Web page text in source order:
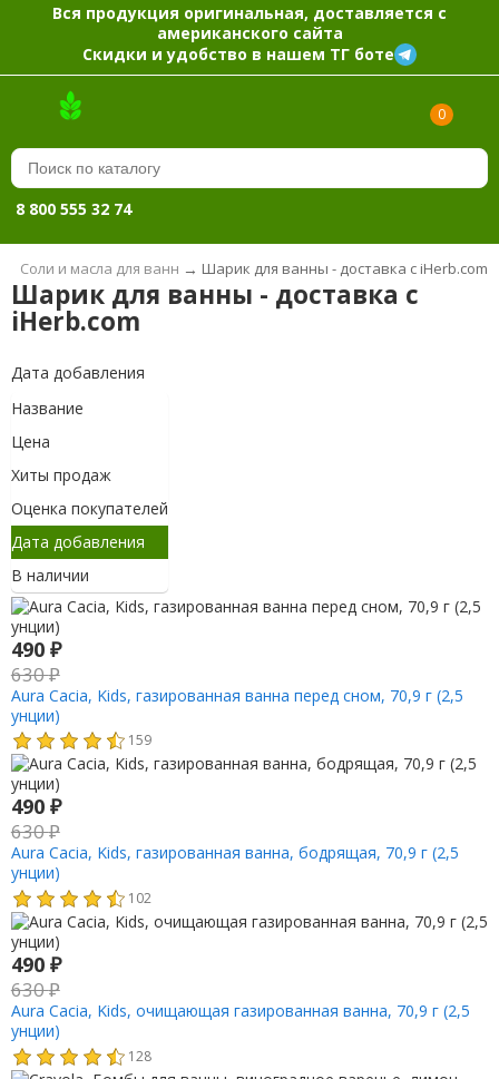
Вся продукция оригинальная, доставляется с
американского сайта
Скидки и удобство в нашем ТГ боте
0
8 800 555 32 74
Соли и масла для ванн → Шарик для ванны - доставка с iHerb.com
Шарик для ванны - доставка с
iHerb.com
Дата добавления
Название
Цена
Хиты продаж
Оценка покупателей
Дата добавления
В наличии
490 ₽
630₽
Aura Cacia, Kids, газированная ванна перед сном, 70,9 г (2,5
унции)
159
490 ₽
630₽
Aura Cacia, Kids, газированная ванна, бодрящая, 70,9 г (2,5
унции)
102
490 ₽
630₽
Aura Cacia, Kids, очищающая газированная ванна, 70,9 г (2,5
унции)
128